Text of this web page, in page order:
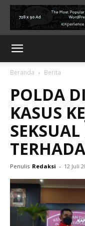
Beranda Berita
POLDA
KASUS
Penulis Redaksi - 12 Juli